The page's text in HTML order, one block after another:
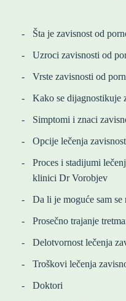
Šta je zavisnost od
Uzroci zavisnosti od
Vrste zavisnosti od
Kako se dijagnostikuje
Simptomi i znaci
Opcije lečenja
Proces i stadijumi
klinici Dr Vorobjev
Da li je moguće sam
Prosečno trajanje
Delotvornost lečenja
Troškovi lečenja
Doktori